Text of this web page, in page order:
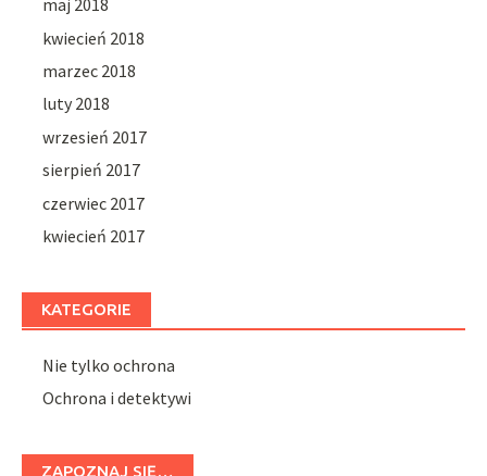
maj 2018
kwiecień 2018
marzec 2018
luty 2018
wrzesień 2017
sierpień 2017
czerwiec 2017
kwiecień 2017
KATEGORIE
Nie tylko ochrona
Ochrona i detektywi
ZAPOZNAJ SIĘ…